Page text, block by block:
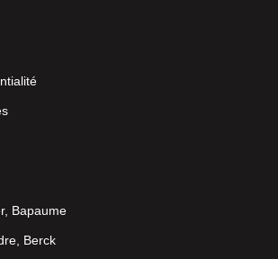
Bapaume
Berck